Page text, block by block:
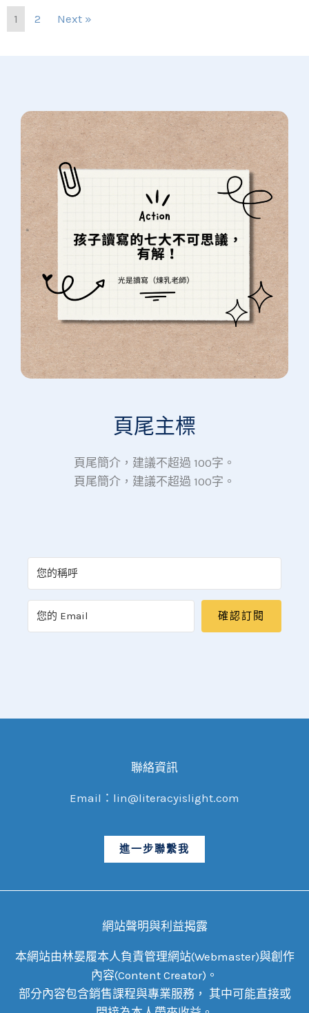
1 2 Next »
頁尾主標
頁尾簡介，建議不超過 100字。
頁尾簡介，建議不超過 100字。
確認訂閱
聯絡資訊
Email：lin@literacyislight.com
進一步聯繫我
網站聲明與利益揭露
本網站由林晏履本人負責管理網站(Webmaster)與創作
內容(Content Creator)。
部分內容包含銷售課程與專業服務， 其中可能直接或